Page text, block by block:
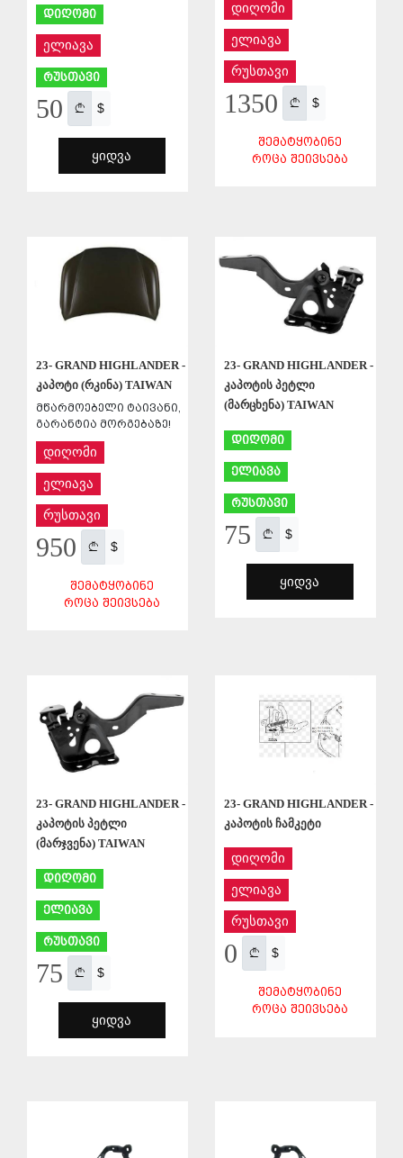
დიღომი
ელიავა
რუსთავი
50 $
ᲧᲘᲓᲕᲐ
დიღომი
ელიავა
რუსთავი
1350 $
ᲨᲔᲛᲐᲢᲧᲝᲑᲘᲜᲔ
ᲠᲝᲪᲐ ᲨᲔᲘᲕᲡᲔᲑᲐ
23- GRAND HIGHLANDER -
კაპოტი (რკინა) TAIWAN
მწარმოებელი ტაივანი,
გარანტია მორგებაზე!
დიღომი
ელიავა
რუსთავი
950 $
ᲨᲔᲛᲐᲢᲧᲝᲑᲘᲜᲔ
ᲠᲝᲪᲐ ᲨᲔᲘᲕᲡᲔᲑᲐ
23- GRAND HIGHLANDER -
კაპოტის პეტლი
(მარცხენა) TAIWAN
დიღომი
ელიავა
რუსთავი
75 $
ᲧᲘᲓᲕᲐ
23- GRAND HIGHLANDER -
კაპოტის პეტლი
(მარჯვენა) TAIWAN
დიღომი
ელიავა
რუსთავი
75 $
ᲧᲘᲓᲕᲐ
23- GRAND HIGHLANDER -
კაპოტის ჩამკეტი
დიღომი
ელიავა
რუსთავი
0 $
ᲨᲔᲛᲐᲢᲧᲝᲑᲘᲜᲔ
ᲠᲝᲪᲐ ᲨᲔᲘᲕᲡᲔᲑᲐ